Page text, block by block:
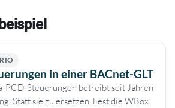
in einer BACnet-GLT
PCD-Steuerungen betreibt seit Jahren
Statt sie zu ersetzen, liest die WBox